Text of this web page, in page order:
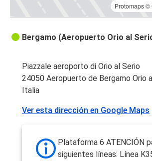
Protomaps©
Bergamo (Aeropuerto Orio al
Piazzale aeroporto di Orio al Serio
24050 Aeropuerto de Bergamo Orio
Italia
Ver esta dirección en Google Maps
Plataforma 6 ATENCIÓN
siguientes líneas: Línea